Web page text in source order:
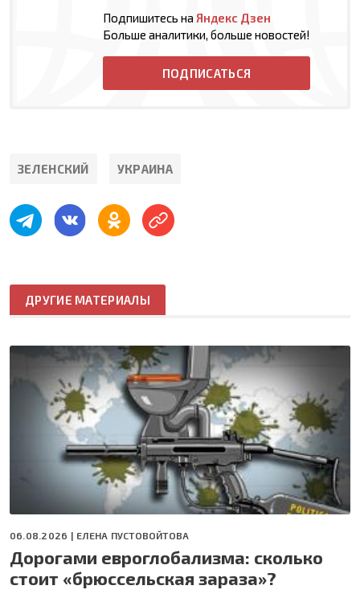
Подпишитесь на Яндекс Дзен
Больше аналитики, больше новостей!
ПОДПИСАТЬСЯ
ЗЕЛЕНСКИЙ УКРАИНА
ДРУГИЕ МАТЕРИАЛЫ
06.08.2026 | ЕЛЕНА ПУСТОВОЙТОВА
Дорогами евроглобализма: сколько
стоит «брюссельская зараза»?